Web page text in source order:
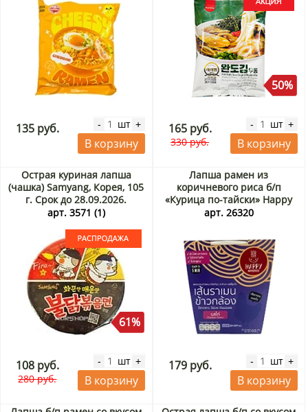
135 руб. - шт +
В корзину
50%
165 руб.
330 руб.
- шт +
В корзину
Острая куриная лапша
(чашка) Samyang, Корея, 105
г. Срок до 28.09.2026.
Распродажа
арт. 3571 (1)
61%
108 руб.
280 руб.
- шт +
В корзину
Лапша рамен из
коричневого риса б/п
«Курица по-тайски» Happy
Noodle (стакан), Таиланд, 65
арт. 26320
179 руб. - шт +
В корзину